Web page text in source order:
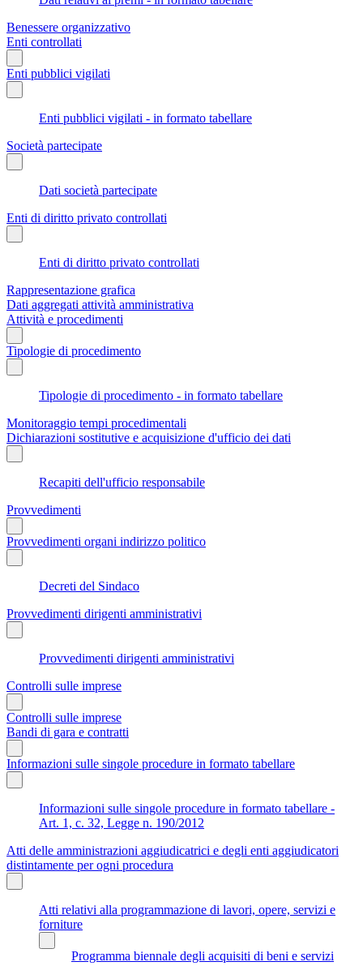
Benessere organizzativo
Enti controllati
Enti pubblici vigilati
Enti pubblici vigilati - in formato tabellare
Società partecipate
Dati società partecipate
Enti di diritto privato controllati
Enti di diritto privato controllati
Rappresentazione grafica
Dati aggregati attività amministrativa
Attività e procedimenti
Tipologie di procedimento
Tipologie di procedimento - in formato tabellare
Monitoraggio tempi procedimentali
Dichiarazioni sostitutive e acquisizione d'ufficio dei dati
Recapiti dell'ufficio responsabile
Provvedimenti
Provvedimenti organi indirizzo politico
Decreti del Sindaco
Provvedimenti dirigenti amministrativi
Provvedimenti dirigenti amministrativi
Controlli sulle imprese
Controlli sulle imprese
Bandi di gara e contratti
Informazioni sulle singole procedure in formato tabellare
Informazioni sulle singole procedure in formato tabellare -
Art. 1, c. 32, Legge n. 190/2012
Atti delle amministrazioni aggiudicatrici e degli enti aggiudicatori
distintamente per ogni procedura
Atti relativi alla programmazione di lavori, opere, servizi e
forniture
Programma biennale degli acquisiti di beni e servizi